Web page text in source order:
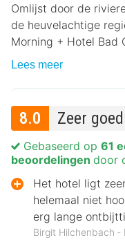
Omlijst door de
de heuvelachtige
Morning + Hotel Bad
Lees meer
8.0 Zeer goed
Gebaseerd op 61
beoordelingen door
Het hotel ligt
helemaal niet
erg lange
Birgit Hilchenbach ‐